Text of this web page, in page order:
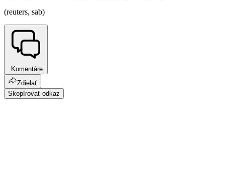
(reuters, sab)
Komentáre
Zdielať
Skopírovať odkaz